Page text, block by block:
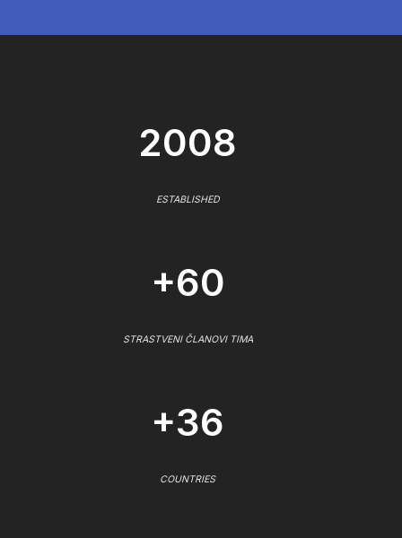
2008
ESTABLISHED
+60
STRASTVENI ČLANOVI TIMA
+36
COUNTRIES